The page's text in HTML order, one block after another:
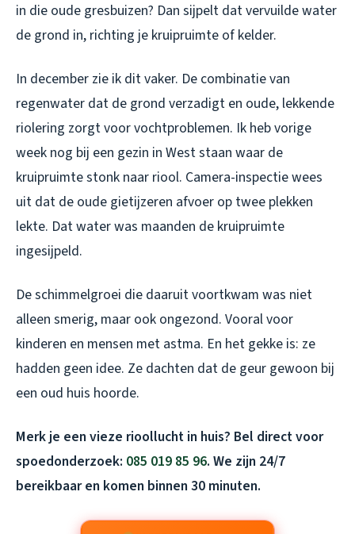
in die oude gresbuizen? Dan sijpelt dat vervuilde water
de grond in, richting je kruipruimte of kelder.
In december zie ik dit vaker. De combinatie van
regenwater dat de grond verzadigt en oude, lekkende
riolering zorgt voor vochtproblemen. Ik heb vorige
week nog bij een gezin in West staan waar de
kruipruimte stonk naar riool. Camera-inspectie wees
uit dat de oude gietijzeren afvoer op twee plekken
lekte. Dat water was maanden de kruipruimte
ingesijpeld.
De schimmelgroei die daaruit voortkwam was niet
alleen smerig, maar ook ongezond. Vooral voor
kinderen en mensen met astma. En het gekke is: ze
hadden geen idee. Ze dachten dat de geur gewoon bij
een oud huis hoorde.
Merk je een vieze rioollucht in huis? Bel direct voor
spoedonderzoek: 085 019 85 96. We zijn 24/7
bereikbaar en komen binnen 30 minuten.